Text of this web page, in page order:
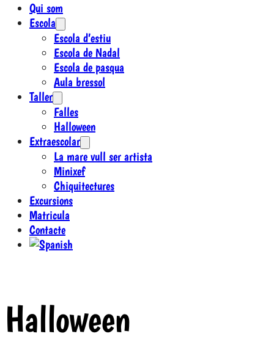
Qui som
Escola
Escola d’estiu
Escola de Nadal
Escola de pasqua
Aula bressol
Taller
Falles
Halloween
Extraescolar
La mare vull ser artista
Minixef
Chiquitectures
Excursions
Matricula
Contacte
Halloween